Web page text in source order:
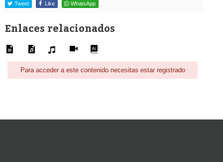
Tweet Like WhatsApp
Enlaces relacionados
Para acceder a este contenido necesitas estar registrado